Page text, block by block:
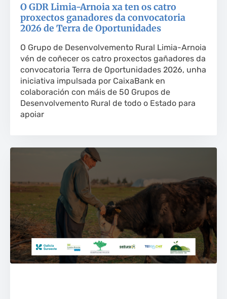
O GDR Limia-Arnoia xa ten os catro
proxectos ganadores da convocatoria
2026 de Terra de Oportunidades
O Grupo de Desenvolvemento Rural Limia-Arnoia
vén de coñecer os catro proxectos gañadores da
convocatoria Terra de Oportunidades 2026, unha
iniciativa impulsada por CaixaBank en
colaboración con máis de 50 Grupos de
Desenvolvemento Rural de todo o Estado para
apoiar